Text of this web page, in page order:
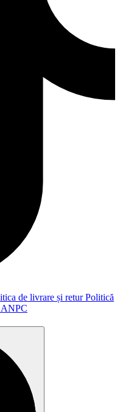
de livrare și returPolitică
ANPC